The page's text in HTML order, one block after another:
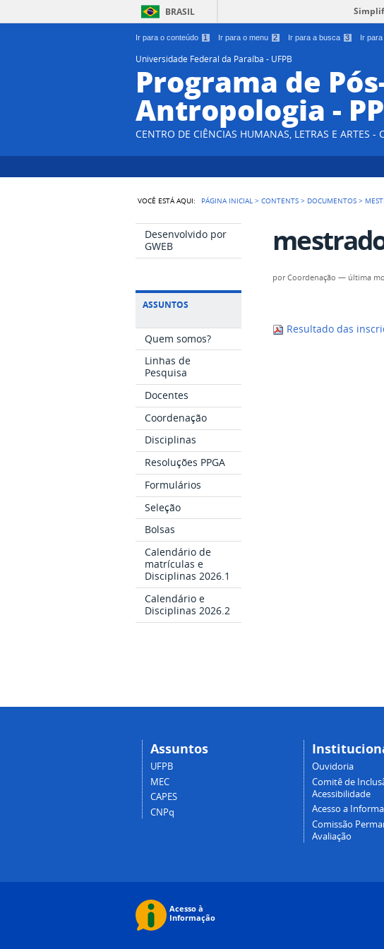
Ir para o conteúdo 1 Ir para o menu 2 Ir para a busca 3 Ir
BRASIL
Universidade Federal da Paraíba - UFPB
Programa de
Antropologia -
CENTRO DE CIÊNCIAS HUMANAS, LETRAS E ARTES -
VOCÊ ESTÁ AQUI: PÁGINA INICIAL >CONTENTS > DOCUMENTOS >
Desenvolvido por
GWEB
ASSUNTOS
Quem somos?
Linhas de
Pesquisa
Docentes
Coordenação
Disciplinas
Resoluções PPGA
Formulários
Seleção
Bolsas
Calendário de
matrículas e
Disciplinas 2026.1
Calendário e
Disciplinas 2026.2
porCoordenação — última
Resultado das
Assuntos
UFPB
MEC
CAPES
CNPq
Ouvidoria
Comitê de
Acessibilidade
Acesso a
Comissão
Avaliação